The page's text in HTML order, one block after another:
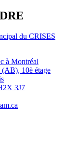
du CRISES
à Montréal
10è étage
3J7